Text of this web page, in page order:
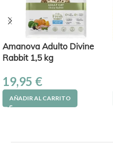
Amanova Adulto Divine
Rabbit 1,5 kg
19,95 €
AÑADIR AL CARRITO